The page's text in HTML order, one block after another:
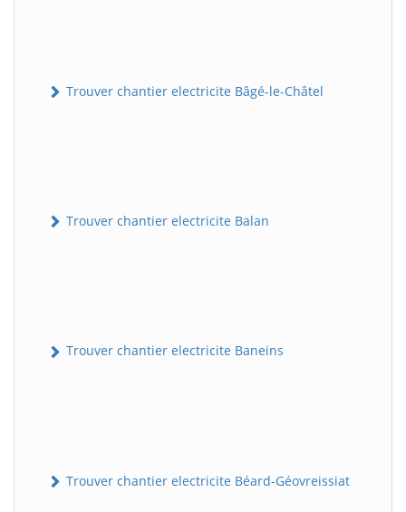
Trouver chantier electricite Bâgé-le-Châtel
Trouver chantier electricite Balan
Trouver chantier electricite Baneins
Trouver chantier electricite Béard-Géovreissiat